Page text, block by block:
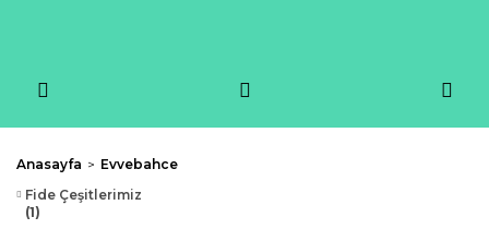
Anasayfa
Evvebahce
Fide Çeşitlerimiz
(1)